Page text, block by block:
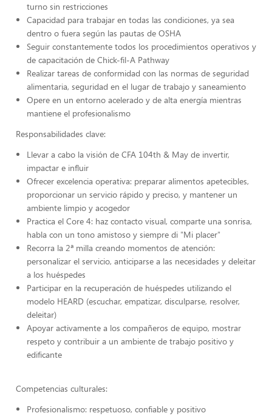
turno sin restricciones
Capacidad para trabajar en todas las condiciones, ya sea
dentro o fuera según las pautas de OSHA
Seguir constantemente todos los procedimientos operativos y
de capacitación de Chick-fil-A Pathway
Realizar tareas de conformidad con las normas de seguridad
alimentaria, seguridad en el lugar de trabajo y saneamiento
Opere en un entorno acelerado y de alta energía mientras
mantiene el profesionalismo
Responsabilidades clave:
Llevar a cabo la visión de CFA 104th & May de invertir,
impactar e influir
Ofrecer excelencia operativa: preparar alimentos apetecibles,
proporcionar un servicio rápido y preciso, y mantener un
ambiente limpio y acogedor
Practica el Core 4: haz contacto visual, comparte una sonrisa,
habla con un tono amistoso y siempre di "Mi placer"
Recorra la 2ª milla creando momentos de atención:
personalizar el servicio, anticiparse a las necesidades y deleitar
a los huéspedes
Participar en la recuperación de huéspedes utilizando el
modelo HEARD (escuchar, empatizar, disculparse, resolver,
deleitar)
Apoyar activamente a los compañeros de equipo, mostrar
respeto y contribuir a un ambiente de trabajo positivo y
edificante
Competencias culturales:
Profesionalismo: respetuoso, confiable y positivo